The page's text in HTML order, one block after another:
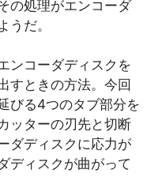
の処理がエンコーダ
うだ。
ンコーダディスクを
すときの方法。今回
びる4つのタブ部分を
ッターの刃先と切断
ダディスクに応力が
ディスクが曲がって